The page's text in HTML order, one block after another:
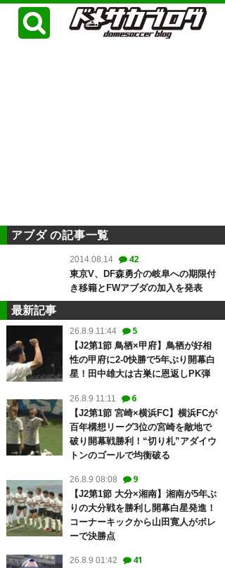
アブダ の記事一覧
2014.08.14 42
東京V、DF森勇介の岐阜への期限付
き移籍とFWアブダの加入を発表
最新記事
26.8.9 11:44 5
【J2第1節 鳥栖×甲府】鳥栖が好相
性の甲府に2-0快勝で5年ぶり開幕白
星！田中雄大は古巣に恩返しPK弾
26.8.9 11:11 6
【J2第1節 宮崎×横浜FC】横浜FCが
百年構想リーグ3位の宮崎を敵地で
破り開幕戦勝利！“切り札”アダイウ
トンのゴールで均衡破る
26.8.9 08:08 9
【J2第1節 大分×湘南】湘南が5年ぶ
りの大分戦を勝利し開幕白星発進！
コーナーキックから山田寛人がボレ
ーで決勝点
26.8.9 01:42 41